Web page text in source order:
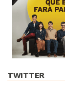
TWITTER